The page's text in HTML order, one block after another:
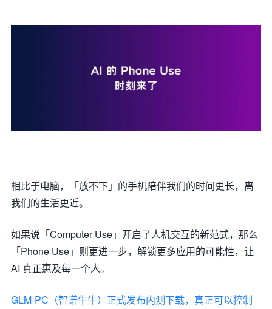
相比于电脑，「放不下」的手机陪伴我们的时间更长，离
我们的生活更近。
如果说「Computer Use」开启了人机交互的新范式，那么
「Phone Use」则更进一步，解锁更多应用的可能性，让
AI 真正惠及每一个人。
GLM-PC（智谱牛牛）正式发布内测下载，真正可以控制